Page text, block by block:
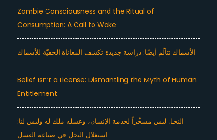
Zombie Consciousness and the Ritual of
Consumption: A Call to Wake
الأسماك تتألّم أيضًا: دراسة جديدة تكشف المعاناة الخفيّة للأسماك
Belief Isn’t a License: Dismantling the Myth of Human
Entitlement
النحل ليس مسخَّراً لخدمة الإنسان، وعسله ملك له وليس لنا:
استغلال النحل في صناعة العسل